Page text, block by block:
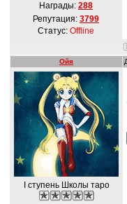
Награды: 288
Репутация: 3799
Статус: Offline
Ойя
I ступень Школы таро